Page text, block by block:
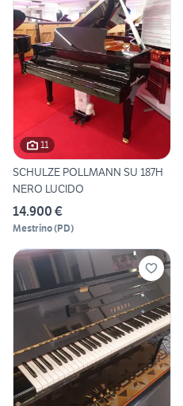
11
SCHULZE POLLMANN SU 187H
NERO LUCIDO
14.900 €
Mestrino(PD)